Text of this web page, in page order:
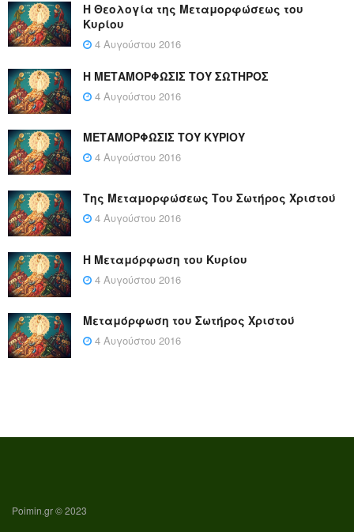
Η Θεολογία της Μεταμορφώσεως του
Κυρίου
4 Αυγούστου 2016
Η ΜΕΤΑΜΟΡΦΩΣΙΣ ΤΟΥ ΣΩΤΗΡΟΣ
4 Αυγούστου 2016
ΜΕΤΑΜΟΡΦΩΣΙΣ ΤΟΥ ΚΥΡΙΟΥ
4 Αυγούστου 2016
Της Μεταμορφώσεως Του Σωτήρος Χριστού
4 Αυγούστου 2016
Η Μεταμόρφωση του Κυρίου
4 Αυγούστου 2016
Μεταμόρφωση του Σωτήρος Χριστού
4 Αυγούστου 2016
Poimin.gr © 2023